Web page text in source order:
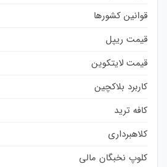
قوانین کشورها
قیمت ریپل
قیمت لایتکوین
کاربرد بلاکچین
کافه ترید
کلاهبرداری
کلوپ نخبگان مالی